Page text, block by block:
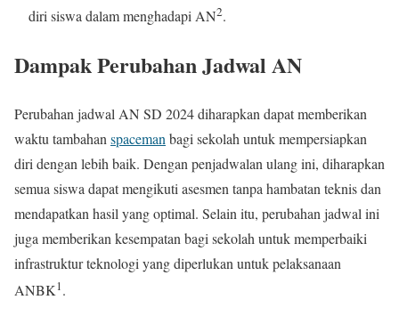
diri siswa dalam menghadapi AN2.
Dampak Perubahan Jadwal AN
Perubahan jadwal AN SD 2024 diharapkan dapat memberikan
waktu tambahanspacemanbagi sekolah untuk mempersiapkan
diri dengan lebih baik. Dengan penjadwalan ulang ini, diharapkan
semua siswa dapat mengikuti asesmen tanpa hambatan teknis dan
mendapatkan hasil yang optimal. Selain itu, perubahan jadwal ini
juga memberikan kesempatan bagi sekolah untuk memperbaiki
infrastruktur teknologi yang diperlukan untuk pelaksanaan
ANBK1.